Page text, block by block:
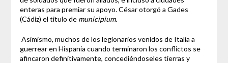
enteras para premiar su apoyo. César otorgó a Gades
(Cádiz) el titulo de municipium.
Asimismo, muchos de los legionarios venidos de Italia a
guerrear en Hispania cuando terminaron los conflictos se
afincaron definitivamente, concediéndoseles tierras y